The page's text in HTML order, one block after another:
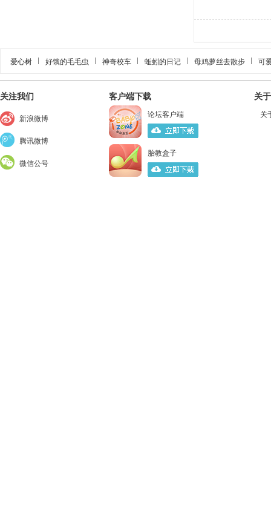
爱心树 好饿的毛毛虫 神奇校车 蚯蚓的日记 母鸡萝丝去散步 可
关注我们
新浪微博
腾讯微博
微信公号
客户端下载
论坛客户端
胎教盒子
关
关